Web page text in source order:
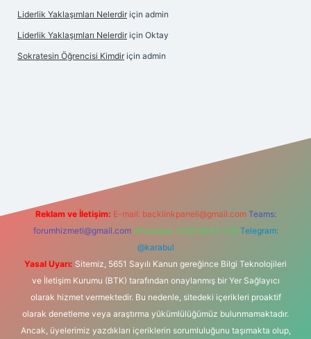
Liderlik Yaklaşımları Nelerdir için admin
Liderlik Yaklaşımları Nelerdir için Oktay
Sokratesin Öğrencisi Kimdir için admin
Reklam ve İletişim: E-mail: backlinkpaneli@gmail.com Teams:
forumhizmeti@gmail.com Whatsapp: 0262 606 0 726 Telegram:
@karabul
Yasal Uyarı: Sitemiz, 5651 Sayılı Kanun gereğince Bilgi Teknolojileri
ve İletişim Kurumu (BTK) tarafından onaylanmış bir Yer Sağlayıcı
olarak hizmet vermektedir. Bu nedenle, sitedeki içerikleri proaktif
olarak denetleme veya araştırma yükümlülüğümüz bulunmamaktadır.
Ancak, üyelerimiz yazdıkları içeriklerin sorumluluğunu taşımakta olup,